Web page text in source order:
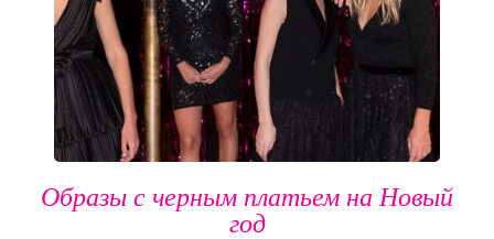
Образы с черным платьем на Новый
год